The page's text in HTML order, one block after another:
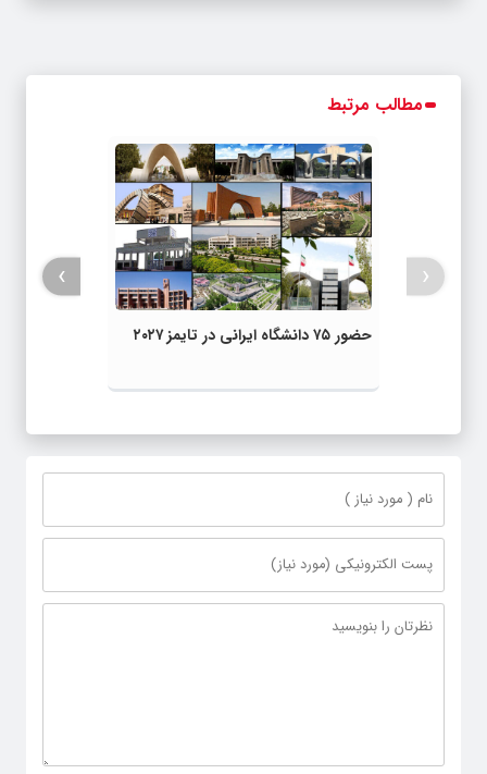
مطالب مرتبط
حضور ۷۵ دانشگاه ایرانی در تایمز ۲۰۲۷
‹
›